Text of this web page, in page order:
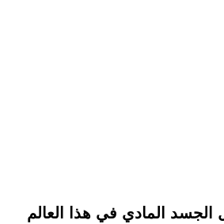
الجسد المادي في هذا العالم